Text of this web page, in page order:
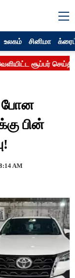
உலகம் சினிமா
போன
பின்
AM